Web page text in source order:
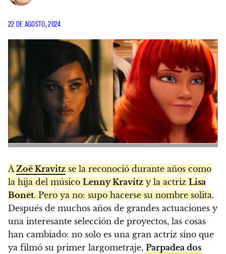
22 DE AGOSTO, 2024
A Zoë Kravitz se la reconoció durante años como
la hija del músico Lenny Kravitz y la actriz Lisa
Bonet. Pero ya no: supo hacerse su nombre solita.
Después de muchos años de grandes actuaciones y
una interesante selección de proyectos, las cosas
han cambiado: no solo es una gran actriz sino que
ya filmó su primer largometraje, Parpadea dos